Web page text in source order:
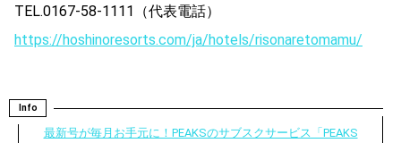
TEL.0167-58-1111（代表電話）
https://hoshinoresorts.com/ja/hotels/risonaretomamu/
Info
最新号が毎月お手元に！PEAKSのサブスクサービス「PEAKS